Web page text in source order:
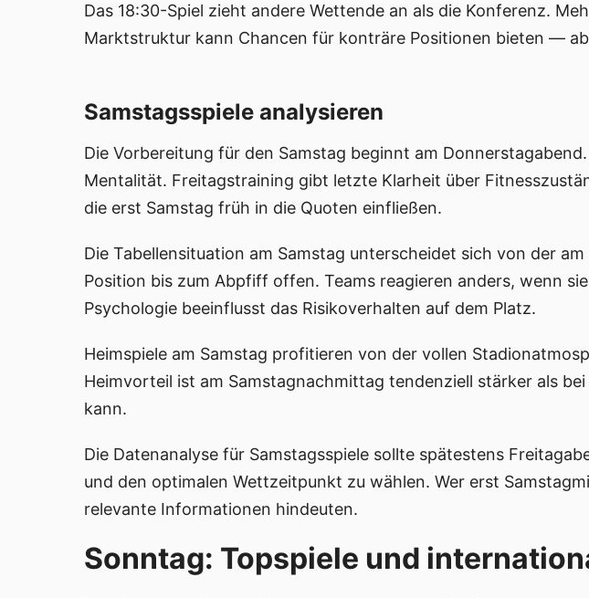
Das 18:30-Spiel zieht andere Wettende an als die Konferenz.
Marktstruktur kann Chancen für konträre Positionen bieten —
Samstagsspiele analysieren
Die Vorbereitung für den Samstag beginnt am
Mentalität. Freitagstraining gibt letzte Klarheit über
die erst Samstag früh in die Quoten einfließen.
Die Tabellensituation am Samstag unterscheidet sich von der
Position bis zum Abpfiff offen. Teams reagieren anders, wenn
Psychologie beeinflusst das Risikoverhalten auf dem Platz.
Heimspiele am Samstag profitieren von der vollen
Heimvorteil ist am Samstagnachmittag tendenziell stärker als
kann.
Die Datenanalyse für Samstagsspiele sollte spätestens
und den optimalen Wettzeitpunkt zu wählen. Wer erst
relevante Informationen hindeuten.
Sonntag: Topspiele und